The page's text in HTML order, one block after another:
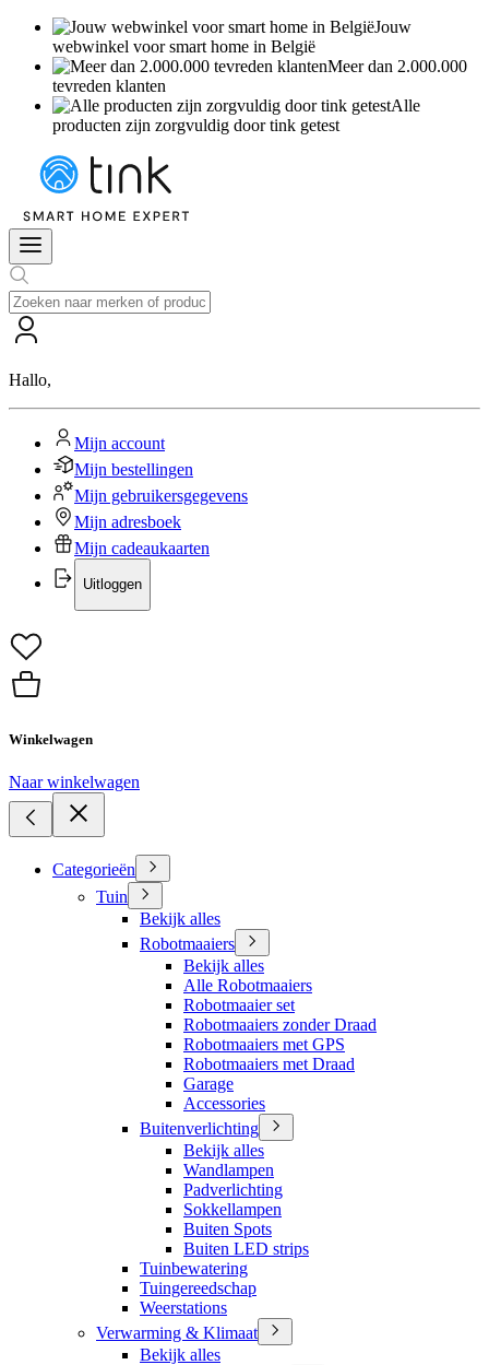
Jouw
webwinkel voor smart home in België
Meer dan 2.000.000
tevreden klanten
Alle
producten zijn zorgvuldig door tink getest
Hallo,
Mijn account
Mijn bestellingen
Mijn gebruikersgegevens
Mijn adresboek
Mijn cadeaukaarten
Uitloggen
Winkelwagen
Naar winkelwagen
Categorieën
Tuin
Bekijk alles
Robotmaaiers
Bekijk alles
Alle Robotmaaiers
Robotmaaier set
Robotmaaiers zonder Draad
Robotmaaiers met GPS
Robotmaaiers met Draad
Garage
Accessories
Buitenverlichting
Bekijk alles
Wandlampen
Padverlichting
Sokkellampen
Buiten Spots
Buiten LED strips
Tuinbewatering
Tuingereedschap
Weerstations
Verwarming & Klimaat
Bekijk alles